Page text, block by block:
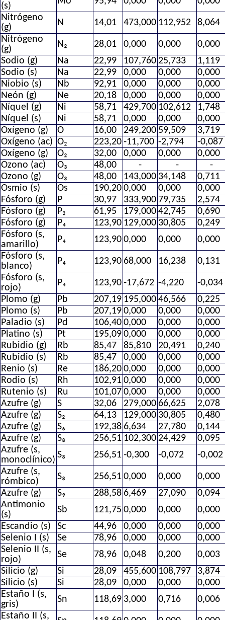
(s)
Nitrógeno
(g)
N 14,01 473,000 112,952
8,064
Nitrógeno
(g)
N₂ 28,01 0,000 0,000
0,000
Sodio (g)
Na 22,99 107,760 25,733
1,119
Sodio (s)
Na 22,99 0,000 0,000
0,000
Niobio (s)
Nb 92,91 0,000 0,000
0,000
Neón (g)
Ne 20,18 0,000 0,000
0,000
Níquel (g)
Ni 58,71 429,700 102,612
1,748
Níquel (s)
Ni 58,71 0,000 0,000
0,000
Oxígeno (g)
O 16,00 249,200 59,509
3,719
Oxígeno (ac) O₂ 223,20 -11,700 -2,794
-0,087
Oxígeno (g)
O₂ 32,00 0,000 0,000
0,000
Ozono (ac)
O₃ 48,00 - -
-
Ozono (g)
O₃ 48,00 143,000 34,148
0,711
Osmio (s)
Os 190,20 0,000 0,000
0,000
Fósforo (g)
P 30,97 333,900 79,735
2,574
Fósforo (g)
P₂ 61,95 179,000 42,745
0,690
Fósforo (g)
P₄ 123,90 129,000 30,805
0,249
Fósforo (s,
amarillo)
P₄ 123,90 0,000 0,000
0,000
Fósforo (s,
blanco)
P₄ 123,90 68,000 16,238
0,131
Fósforo (s,
rojo)
P₄ 123,90 -17,672 -4,220
-0,034
Plomo (g)
Pb 207,19 195,000 46,566
0,225
Plomo (s)
Pb 207,19 0,000 0,000
0,000
Paladio (s)
Pd 106,40 0,000 0,000
0,000
Platino (s)
Pt 195,09 0,000 0,000
0,000
Rubidio (g)
Rb 85,47 85,810 20,491
0,240
Rubidio (s)
Rb 85,47 0,000 0,000
0,000
Renio (s)
Re 186,20 0,000 0,000
0,000
Rodio (s)
Rh 102,91 0,000 0,000
0,000
Rutenio (s)
Ru 101,07 0,000 0,000
0,000
Azufre (g)
S 32,06 279,000 66,625
2,078
Azufre (g)
S₂ 64,13 129,000 30,805
0,480
Azufre (g)
S₆ 192,38 6,634 27,780
0,144
Azufre (g)
S₈ 256,51 102,300 24,429
0,095
Azufre (s,
monoclínico) S₈ 256,51 -0,300 -0,072
-0,002
Azufre (s,
rómbico)
S₈ 256,51 0,000 0,000
0,000
Azufre (g)
S₉ 288,58 6,469 27,090
0,094
Antimonio
(s)
Sb 121,75 0,000 0,000
0,000
Escandio (s)
Sc 44,96 0,000 0,000
0,000
Selenio I (s)
Se 78,96 0,000 0,000
0,000
Selenio II (s,
rojo)
Se 78,96 0,048 0,200
0,003
Silicio (g)
Si 28,09 455,600 108,797
3,874
Silicio (s)
Si 28,09 0,000 0,000
0,000
Estaño I (s,
gris)
Sn 118,69 3,000 0,716
0,006
Estaño II (s,